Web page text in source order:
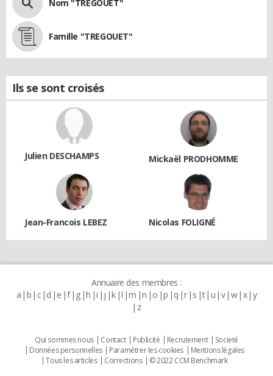
Nom "TREGOUET"
Famille "TREGOUET"
Ils se sont croisés
Julien DESCHAMPS Mickaël PRODHOMME
Jean-Francois LEBEZ Nicolas FOLIGNÉ
Annuaire des membres :
a b c d e f g h i j k l m n o p q r s t u v w x y
z
Qui sommes nous Contact Publicité Recrutement
Societé
Données personnelles
Paramétrer les cookies
Mentions légales
Tous les articles
Corrections © 2022 CCM Benchmark